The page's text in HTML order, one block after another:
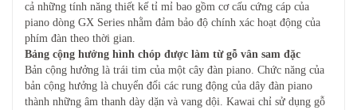
cả những tính năng thiết kế tỉ mỉ bao gồm cơ cấu cứng cáp của
piano dòng GX Series nhằm đảm bảo độ chính xác hoạt động của
phím đàn theo thời gian.
Bảng cộng hưởng hình chóp được làm từ gỗ vân sam đặc
Bản cộng hưởng là trái tim của một cây đàn piano. Chức năng của
bản cộng hưởng là chuyển đổi các rung động của dây đàn piano
thành những âm thanh dày dặn và vang dội. Kawai chỉ sử dụng gỗ